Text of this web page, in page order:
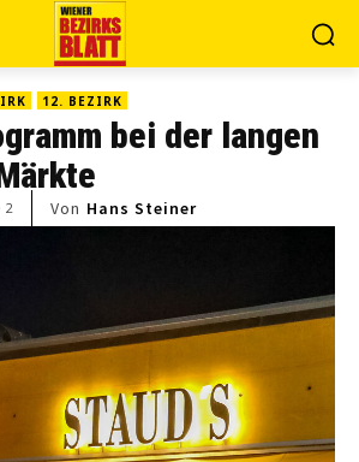
12. BEZIRK
bei der langen
2 Von Hans Steiner